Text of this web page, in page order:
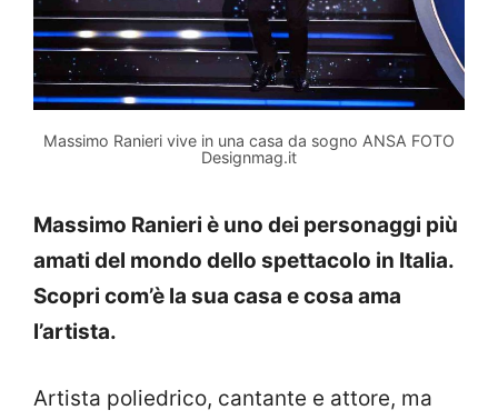
Massimo Ranieri vive in una casa da sogno ANSA FOTO
Designmag.it
Massimo Ranieri è uno dei personaggi più
amati del mondo dello spettacolo in Italia.
Scopri com’è la sua casa e cosa ama
l’artista.
Artista poliedrico, cantante e attore, ma